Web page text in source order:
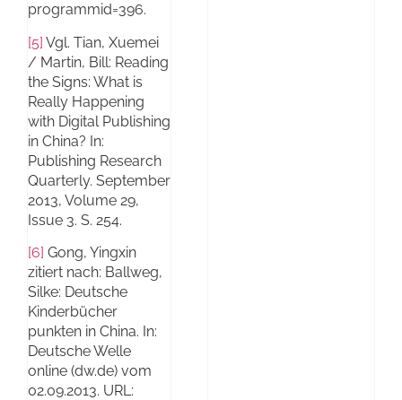
programmid=396.
[5] Vgl. Tian, Xuemei
/ Martin, Bill: Reading
the Signs: What is
Really Happening
with Digital Publishing
in China? In:
Publishing Research
Quarterly. September
2013, Volume 29,
Issue 3. S. 254.
[6] Gong, Yingxin
zitiert nach: Ballweg,
Silke: Deutsche
Kinderbücher
punkten in China. In:
Deutsche Welle
online (dw.de) vom
02.09.2013. URL: